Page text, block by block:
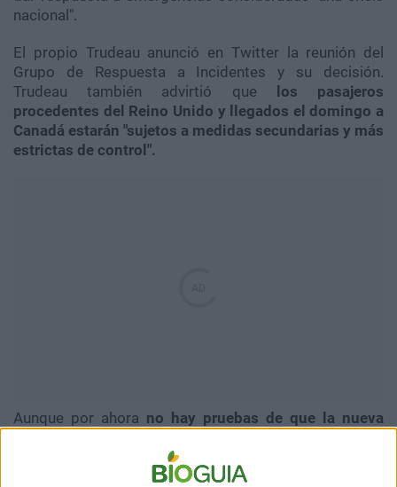
nacional".
El propio Trudeau anunció en Twitter la reunión del
Grupo de Respuesta a Incidentes y su decisión.
Trudeau también advirtió que los pasajeros
procedentes del Reino Unido y llegados el domingo a
Canadá estarán "sujetos a medidas secundarias y más
estrictas de control".
Aunque por ahora no hay pruebas de que la nueva
, sí se tiene indicios de que es más
infecciosa, lo que desató las alarmas especialmente en